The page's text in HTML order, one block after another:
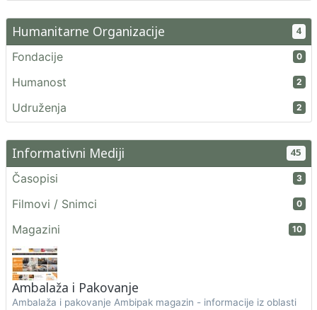
Humanitarne Organizacije 4
Fondacije 0
Humanost 2
Udruženja 2
Informativni Mediji 45
Časopisi 3
Filmovi / Snimci 0
Magazini 10
Ambalaža i Pakovanje
Ambalaža i pakovanje Ambipak magazin - informacije iz oblasti